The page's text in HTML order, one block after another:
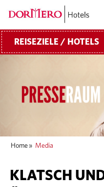
REISEZIELE / HOTELS
Home » Media
KLATSCH